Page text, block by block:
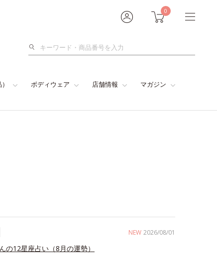
0
検
ボディウェア 店舗情報 マガジン
NEW 2026/08/01
の12星座占い（8月の運勢）